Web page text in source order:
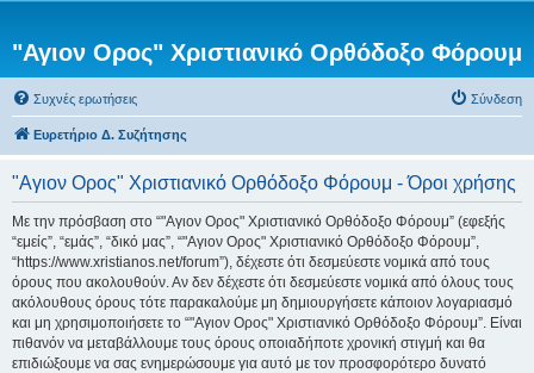
"Αγιον Ορος" Χριστιανικό Ορθόδοξο Φόρουμ
Συχνές ερωτήσεις Σύνδεση
Ευρετήριο Δ. Συζήτησης
"Αγιον Ορος" Χριστιανικό Ορθόδοξο Φόρουμ - Όροι χρήσης
Με την πρόσβαση στο “"Αγιον Ορος" Χριστιανικό Ορθόδοξο Φόρουμ” (εφεξής
“εμείς”, “εμάς”, “δικό μας”, “"Αγιον Ορος" Χριστιανικό Ορθόδοξο Φόρουμ”,
“https://www.xristianos.net/forum”), δέχεστε ότι δεσμεύεστε νομικά από τους
όρους που ακολουθούν. Αν δεν δέχεστε ότι δεσμεύεστε νομικά από όλους τους
ακόλουθους όρους τότε παρακαλούμε μη δημιουργήσετε κάποιον λογαριασμό
και μη χρησιμοποιήσετε το “"Αγιον Ορος" Χριστιανικό Ορθόδοξο Φόρουμ”. Είναι
πιθανόν να μεταβάλλουμε τους όρους οποιαδήποτε χρονική στιγμή και θα
επιδιώξουμε να σας ενημερώσουμε για αυτό με τον προσφορότερο δυνατό